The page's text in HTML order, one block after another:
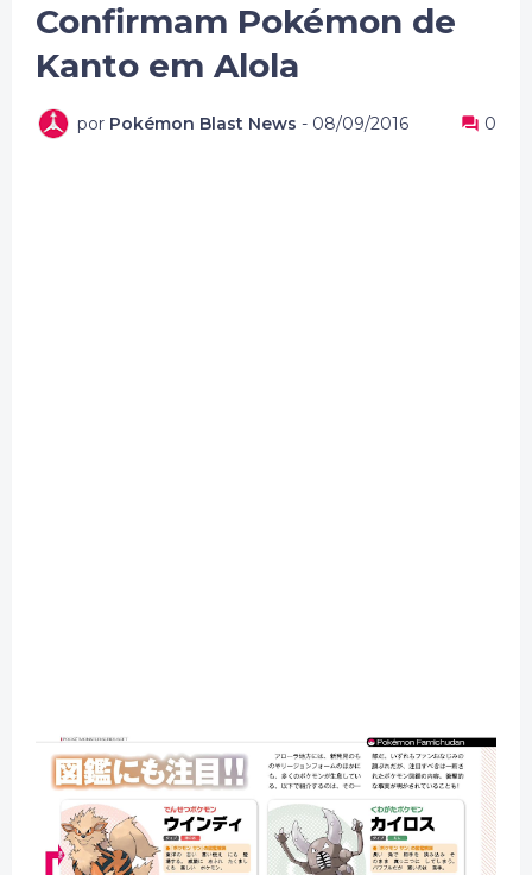
Confirmam Pokémon de
Kanto em Alola
por Pokémon Blast News - 08/09/2016 0